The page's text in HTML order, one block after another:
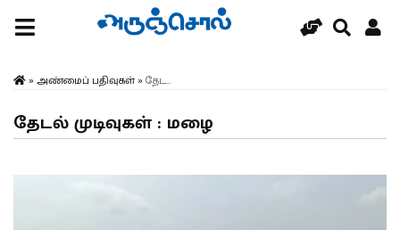
» அண்மைப் பதிவுகள்» தேட...
தேடல் முடிவுகள் : மழை